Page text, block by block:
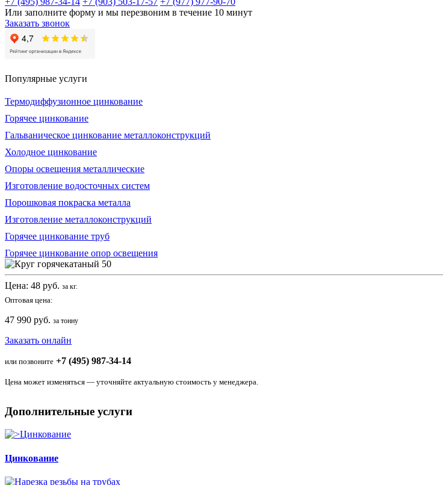
Или заполните форму и мы перезвоним в течение 10 минут
Заказать звонок
Популярные услуги
Термодиффузионное цинкование
Горячее цинкование
Гальваническое цинкование металлоконструкций
Холодное цинкование
Опоры освещения металлические
Изготовление водосточных систем
Порошковая покраска металла
Изготовление металлоконструкций
Горячее цинкование труб
Горячее цинкование опор освещения
Цена: 48 руб. за кг.
Оптовая цена:
47 990 руб. за тонну
Заказать онлайн
или позвоните +7 (495) 987-34-14
Цена может изменяться — уточняйте актуальную стоимость у менеджера.
Дополнительные услуги
Цинкование